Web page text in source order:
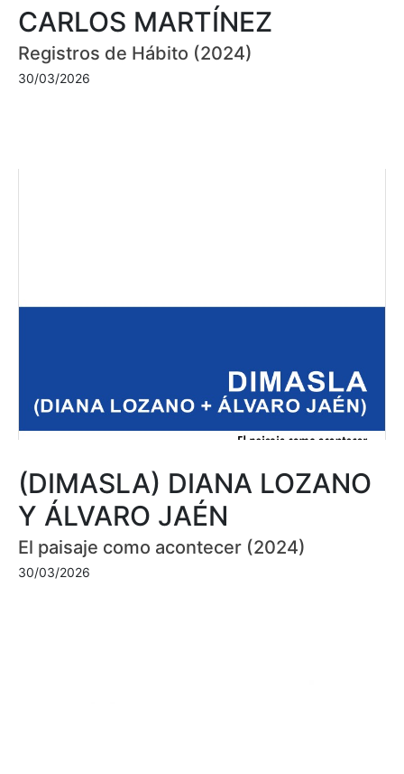
CARLOS MARTÍNEZ
Registros de Hábito (2024)
30/03/2026
(DIMASLA) DIANA LOZANO
Y ÁLVARO JAÉN
El paisaje como acontecer (2024)
30/03/2026